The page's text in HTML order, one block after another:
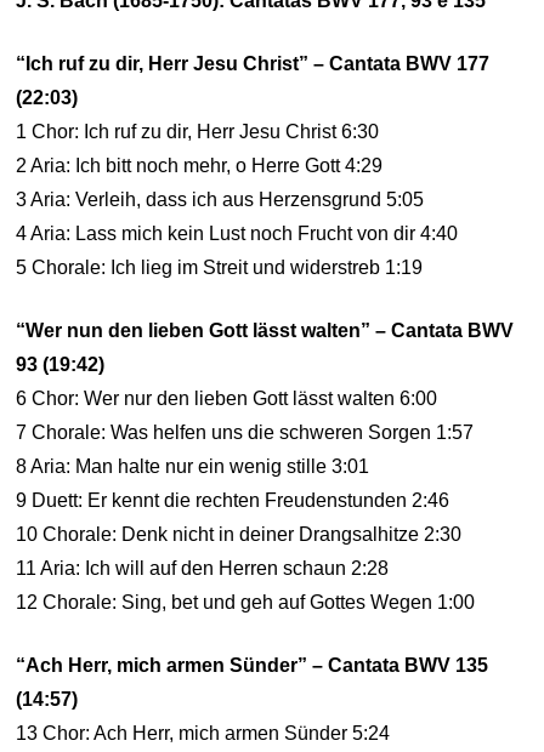
“Ich ruf zu dir, Herr Jesu Christ” – Cantata BWV 177
(22:03)
1 Chor: Ich ruf zu dir, Herr Jesu Christ 6:30
2 Aria: Ich bitt noch mehr, o Herre Gott 4:29
3 Aria: Verleih, dass ich aus Herzensgrund 5:05
4 Aria: Lass mich kein Lust noch Frucht von dir 4:40
5 Chorale: Ich lieg im Streit und widerstreb 1:19
“Wer nun den lieben Gott lässt walten” – Cantata BWV
93 (19:42)
6 Chor: Wer nur den lieben Gott lässt walten 6:00
7 Chorale: Was helfen uns die schweren Sorgen 1:57
8 Aria: Man halte nur ein wenig stille 3:01
9 Duett: Er kennt die rechten Freudenstunden 2:46
10 Chorale: Denk nicht in deiner Drangsalhitze 2:30
11 Aria: Ich will auf den Herren schaun 2:28
12 Chorale: Sing, bet und geh auf Gottes Wegen 1:00
“Ach Herr, mich armen Sünder” – Cantata BWV 135
(14:57)
13 Chor: Ach Herr, mich armen Sünder 5:24